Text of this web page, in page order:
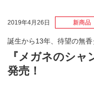
2019年4月26日 新商品
誕生から13年、待望の無香
『メガネのシャ
発売！